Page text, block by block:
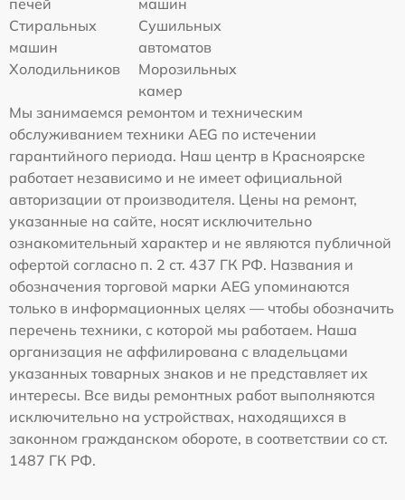
Стиральных
машин
Сушильных
автоматов
Холодильников
Морозильных
камер
Мы занимаемся ремонтом и техническим
обслуживанием техники AEG по истечении
гарантийного периода. Наш центр в Красноярске
работает независимо и не имеет официальной
авторизации от производителя. Цены на ремонт,
указанные на сайте, носят исключительно
ознакомительный характер и не являются публичной
офертой согласно п. 2 ст. 437 ГК РФ. Названия и
обозначения торговой марки AEG упоминаются
только в информационных целях — чтобы обозначить
перечень техники, с которой мы работаем. Наша
организация не аффилирована с владельцами
указанных товарных знаков и не представляет их
интересы. Все виды ремонтных работ выполняются
исключительно на устройствах, находящихся в
законном гражданском обороте, в соответствии со ст.
1487 ГК РФ.